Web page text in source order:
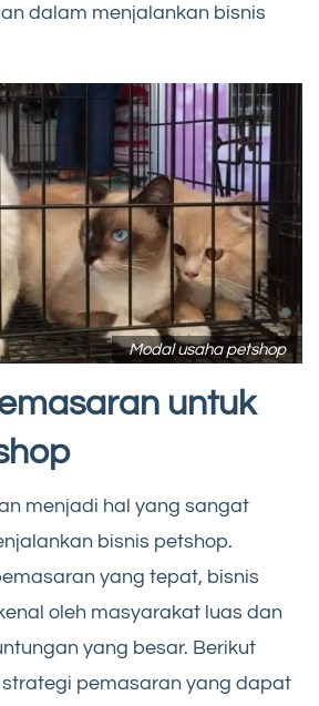
dalam menjalankan bisnis
Modal usaha petshop
untuk
menjadi hal yang sangat
bisnis petshop.
yang tepat, bisnis
oleh masyarakat luas dan
yang besar. Berikut
pemasaran yang dapat